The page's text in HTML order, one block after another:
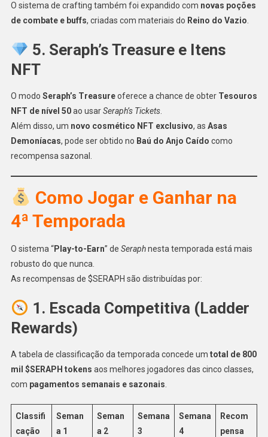
O sistema de crafting também foi expandido com novas poções
de combate e buffs, criadas com materiais do Reino do Vazio
5. Seraph’s Treasure e Itens
NFT
O modo Seraph’s Treasureoferece a chance de obter Tesouros
NFT de nível 50ao usarSeraph’s Tickets.
Além disso, um novo cosmético NFT exclusivo, as Asas
Demoníacas, pode ser obtido no Baú do Anjo Caído como
recompensa sazonal.
Como Jogar e Ganhar na
4ª Temporada
O sistema “Play-to-Earn” de Seraphnesta temporada está mais
robusto do que nunca.
As recompensas de $SERAPH são distribuídas por:
1. Escada Competitiva (Ladder
Rewards)
A tabela de classificação da temporada concede um total de 800
mil $SERAPH tokens aos melhores jogadores das cinco classes,
com pagamentos semanais e sazonais
Classifi
cação
Seman
a 1
Seman
a 2
Semana
3
Semana
4
Recom
pensa